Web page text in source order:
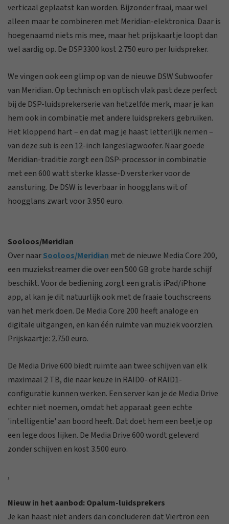
verticaal geplaatst kan worden. Bijzonder fraai, maar wel
alleen maar te combineren met Meridian-elektronica. Daar is
hoegenaamd niets mis mee, maar het prijskaartje loopt dan
wel aardig op. De DSP3300 kost 2.750 euro per luidspreker.
We vingen ook een glimp op van de nieuwe DSW Subwoofer
van Meridian. Op technisch en optisch vlak past deze perfect
bij de DSP-luidsprekerserie van hetzelfde merk, maar je kan
hem ook in combinatie met andere luidsprekers gebruiken.
Het kloppend hart – en dat mag je haast letterlijk nemen –
van deze sub is een 12-inch langeslagwoofer. Naar goede
Meridian-traditie zorgt een DSP-processor in combinatie
met een 600 watt sterke klasse-D versterker voor de
aansturing. De DSW is leverbaar in hoogglans wit of
hoogglans zwart voor 3.950 euro.
Sooloos/Meridian
Over naarSooloos/Meridian met de nieuwe Media Core 200,
een muziekstreamer die over een 500 GB grote harde schijf
beschikt. Voor de bediening zorgt een gratis iPad/iPhone
app, al kan je dit natuurlijk ook met de fraaie touchscreens
van het merk doen. De Media Core 200 heeft analoge en
digitale uitgangen, en kan één ruimte van muziek voorzien.
Prijskaartje: 2.750 euro.
De Media Drive 600 biedt ruimte aan twee schijven van elk
maximaal 2 TB, die naar keuze in RAID0- of RAID1-
configuratie kunnen werken. Een server kan je de Media Drive
echter niet noemen, omdat het apparaat geen echte
'intelligentie' aan boord heeft. Dat doet hem een beetje op
een lege doos lijken. De Media Drive 600 wordt geleverd
zonder schijven en kost 3.500 euro.
,
Nieuw in het aanbod: Opalum-luidsprekers
Je kan haast niet anders dan concluderen dat Viertron een